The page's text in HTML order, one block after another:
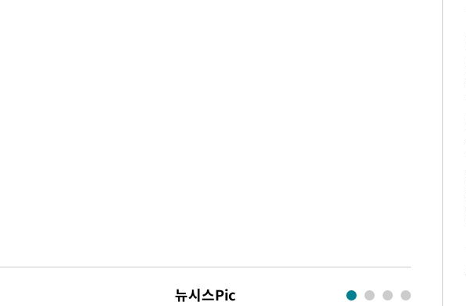
뉴시스Pic